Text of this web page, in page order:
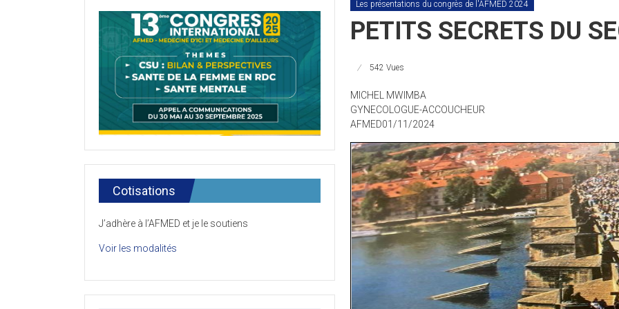
Les présentations du congrès de l'AFMED 2024
PETITS SECRETS DU
542 Vues
MICHEL MWIMBA
GYNECOLOGUE-ACCOUCHEUR
AFMED01/11/2024
Cotisations
J’adhère à l’AFMED et je le soutiens
Voir les modalités